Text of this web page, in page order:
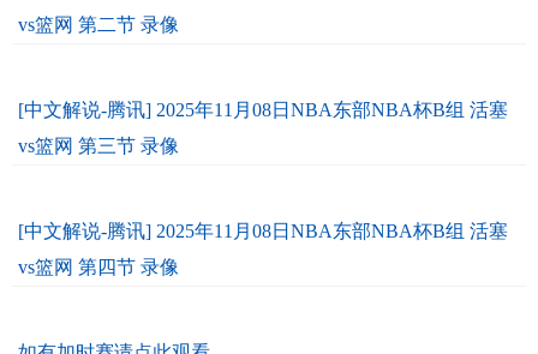
vs篮网 第二节 录像
[中文解说-腾讯] 2025年11月08日NBA东部NBA杯B组 活塞
vs篮网 第三节 录像
[中文解说-腾讯] 2025年11月08日NBA东部NBA杯B组 活塞
vs篮网 第四节 录像